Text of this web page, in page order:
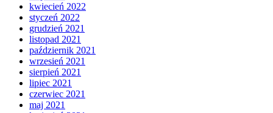
kwiecień 2022
styczeń 2022
grudzień 2021
listopad 2021
październik 2021
wrzesień 2021
sierpień 2021
lipiec 2021
czerwiec 2021
maj 2021